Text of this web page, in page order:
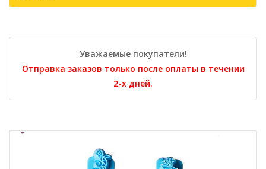
Уважаемые покупатели!
Отправка заказов только после оплаты в течении
2-х дней.